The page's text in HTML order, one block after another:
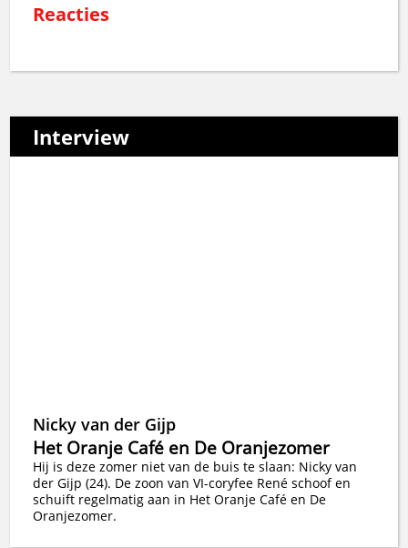
Reacties
Interview
Nicky van der Gijp
Het Oranje Café en De Oranjezomer
Hij is deze zomer niet van de buis te slaan: Nicky van
der Gijp (24). De zoon van VI-coryfee René schoof en
schuift regelmatig aan in Het Oranje Café en De
Oranjezomer.